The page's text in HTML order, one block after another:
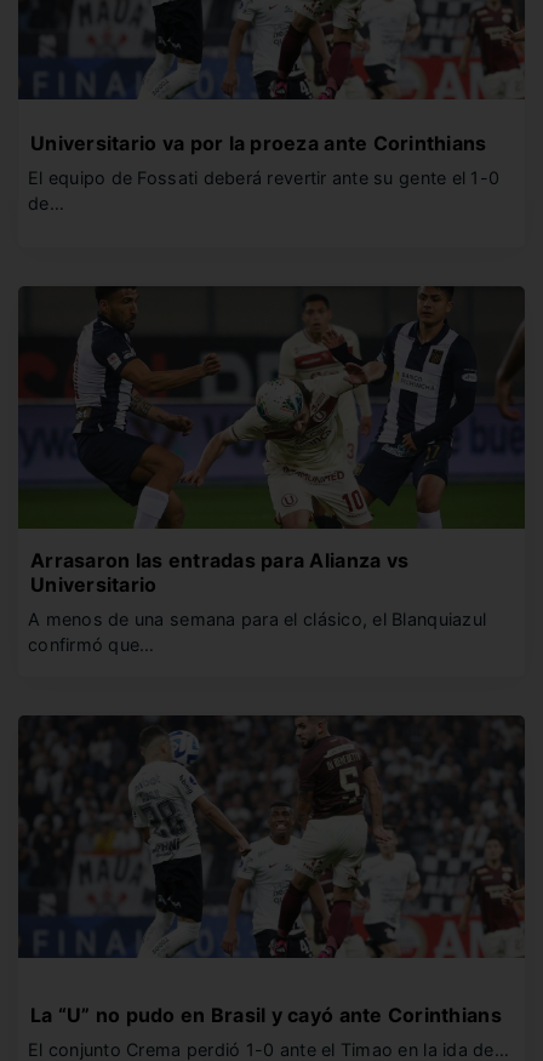
Universitario va por la proeza ante Corinthians
El equipo de Fossati deberá revertir ante su gente el 1-0
de…
Arrasaron las entradas para Alianza vs
Universitario
A menos de una semana para el clásico, el Blanquiazul
confirmó que…
La “U” no pudo en Brasil y cayó ante Corinthians
El conjunto Crema perdió 1-0 ante el Timao en la ida de…